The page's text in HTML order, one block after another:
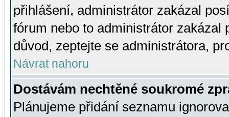
přihlášení, administrátor zakázal
fórum nebo to administrátor zakázal
důvod, zeptejte se administrátora,
Návrat nahoru
Dostávám nechtěné soukromé
Plánujeme přidání seznamu